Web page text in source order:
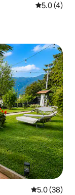
5.0 (4)
Calificación
5.0 (38)